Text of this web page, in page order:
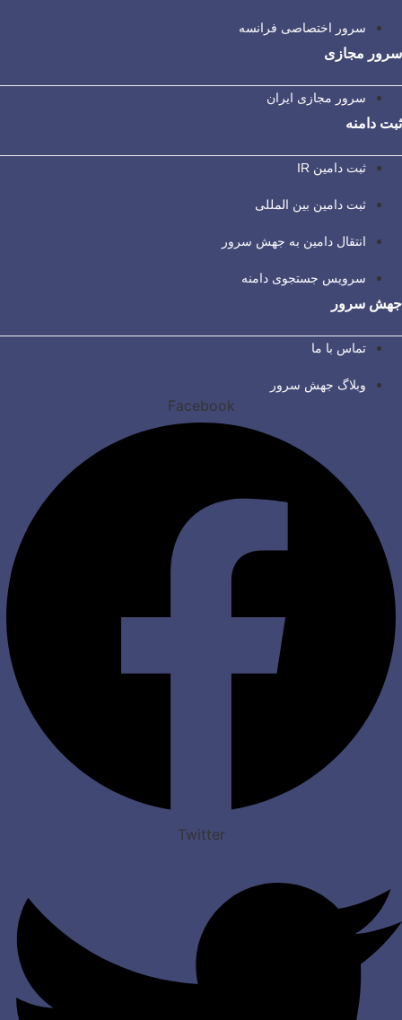
سرور اختصاصی فرانسه
سرور مجازی
سرور مجازی ایران
ثبت دامنه
ثبت دامین IR
ثبت دامین بین المللی
انتقال دامین به جهش سرور
سرویس جستجوی دامنه
جهش سرور
تماس با ما
وبلاگ جهش سرور
Facebook
Twitter